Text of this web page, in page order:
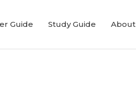
Guide Study Guide About